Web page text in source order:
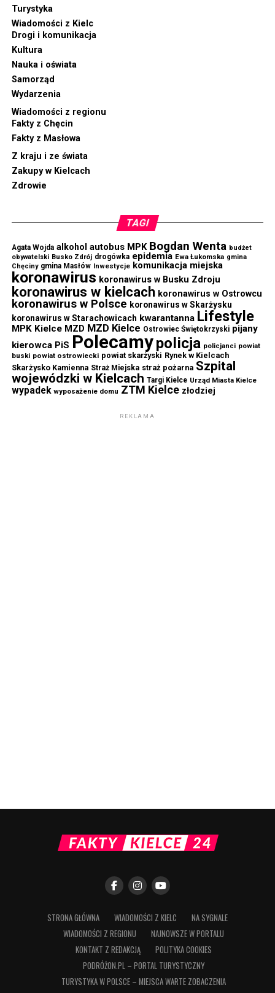
Turystyka
Wiadomości z Kielc
Drogi i komunikacja
Kultura
Nauka i oświata
Samorząd
Wydarzenia
Wiadomości z regionu
Fakty z Chęcin
Fakty z Masłowa
Z kraju i ze świata
Zakupy w Kielcach
Zdrowie
TAGI
Agata Wojda alkohol autobus MPK Bogdan Wenta budżet
obywatelski Busko Zdrój drogówka epidemia Ewa Łukomska gmina
Chęciny gmina Masłów Inwestycje komunikacja miejska
koronawirus koronawirus w Busku Zdroju
koronawirus w kielcach koronawirus w Ostrowcu
koronawirus w Polsce koronawirus w Skarżysku
koronawirus w Starachowicach kwarantanna Lifestyle
MPK Kielce MZD MZD Kielce Ostrowiec Świętokrzyski pijany
kierowca PiS Polecamypolicja policjanci powiat
buski powiat ostrowiecki powiat skarżyski Rynek w Kielcach
Skarżysko Kamienna Straż Miejska straż pożarna Szpital
wojewódzki w Kielcach Targi Kielce Urząd Miasta Kielce
wypadek wyposażenie domu ZTM Kielce złodziej
REKLAMA
STRONA GŁÓWNA WIADOMOŚCI Z KIELC
NA SYGNALE
WIADOMOŚCI Z REGIONU
NAJNOWSZE W PORTALU
KONTAKT Z REDAKCJĄ
POLITYKA COOKIES
PODRÓŻON.PL – PORTAL TURYSTYCZNY
TURYSTYKA W POLSCE – MIEJSCA WARTE ZOBACZENIA